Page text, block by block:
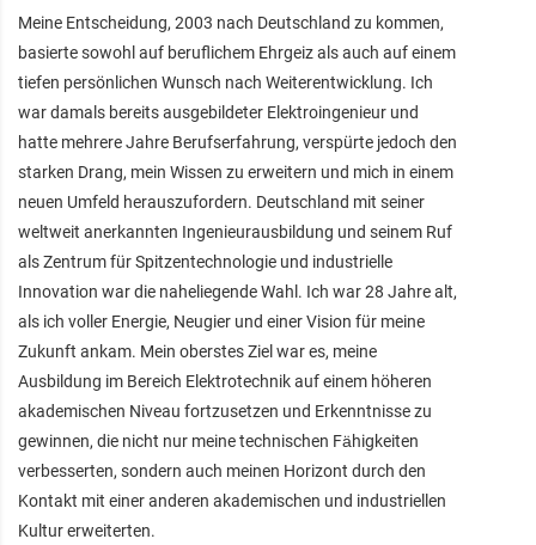
Meine Entscheidung, 2003 nach Deutschland zu kommen,
basierte sowohl auf beruflichem Ehrgeiz als auch auf einem
tiefen persönlichen Wunsch nach Weiterentwicklung. Ich
war damals bereits ausgebildeter Elektroingenieur und
hatte mehrere Jahre Berufserfahrung, verspürte jedoch den
starken Drang, mein Wissen zu erweitern und mich in einem
neuen Umfeld herauszufordern. Deutschland mit seiner
weltweit anerkannten Ingenieurausbildung und seinem Ruf
als Zentrum für Spitzentechnologie und industrielle
Innovation war die naheliegende Wahl. Ich war 28 Jahre alt,
als ich voller Energie, Neugier und einer Vision für meine
Zukunft ankam. Mein oberstes Ziel war es, meine
Ausbildung im Bereich Elektrotechnik auf einem höheren
akademischen Niveau fortzusetzen und Erkenntnisse zu
gewinnen, die nicht nur meine technischen Fähigkeiten
verbesserten, sondern auch meinen Horizont durch den
Kontakt mit einer anderen akademischen und industriellen
Kultur erweiterten.